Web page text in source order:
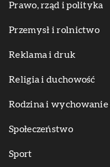
Prawo, rząd i polityka
Przemysł i rolnictwo
Reklama i druk
Religia i duchowość
Rodzina i wychowanie
Społeczeństwo
Sport